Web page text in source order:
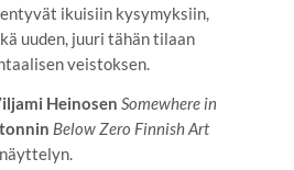
ikuisiin kysymyksiin,
uuden, juuri tähän tilaan
veistoksen.
Heinosen Somewhere in
Below Zero Finnish Art